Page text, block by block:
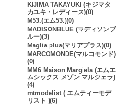
KIJIMA TAKAYUKI (キジマタ
カユキ・レディース)(0)
M53.(エム53.)(0)
MADISONBLUE (マディソンブ
ルー)(3)
Maglia plus(マリアプラス)(0)
MARCOMONDE(マルコモンド)
(0)
MM6 Maison Margiela (エムエ
ムシックス メゾン マルジェラ)
(4)
mtmodelist ( エムティーモデ
リスト )(6)